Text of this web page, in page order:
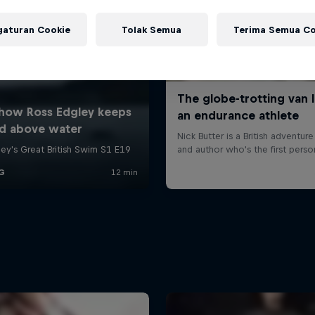
Cookie Tolak Semua Terima Semua